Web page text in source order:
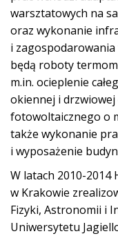
warsztatowych na
oraz wykonanie
i
będą roboty
m.in. ocieplenie
okiennej i
fotowoltaicznego o
także wykonanie
i wyposażenie
W latach 2010-2014
w Krakowie
Fizyki, Astronomii i
Uniwersytetu